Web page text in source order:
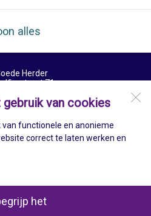
van cookies
functionele en anonieme
correct te laten werken en
het
alles
Herder
71
desktopversie